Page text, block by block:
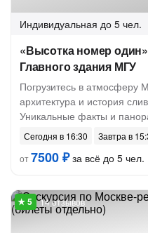
Индивидуальная до 5 чел.
«Высотка номер
Главного здания МГУ
Погрузитесь в атмосферу
архитектура и история
Уникальные факты и
Сегодня в 16:30
Завтра в
от7500 ₽за всё до 5 чел.
14 отзывов